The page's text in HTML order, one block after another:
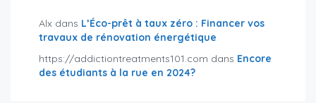
Alx dans L’Éco-prêt à taux zéro : Financer vos
travaux de rénovation énergétique
https://addictiontreatments101.com dans Encore
des étudiants à la rue en 2024?